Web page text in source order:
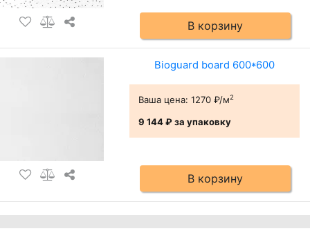
В корзину
Bioguard board 600*600
Ваша цена: 1270 ₽/м2
9 144 ₽за упаковку
В корзину